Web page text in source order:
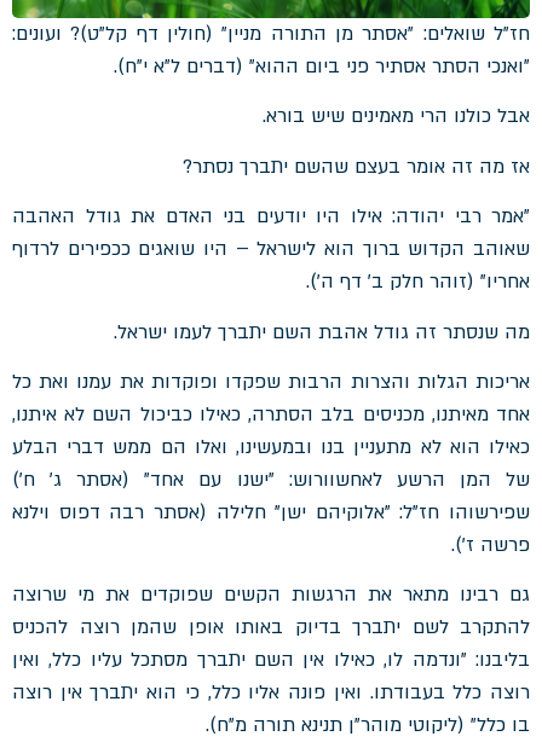
חז"ל שואלים: "אסתר מן התורה מניין" (חולין דף קל"ט)? ועונים:
"ואנכי הסתר אסתיר פני ביום ההוא" (דברים ל"א י"ח).
אבל כולנו הרי מאמינים שיש בורא.
אז מה זה אומר בעצם שהשם יתברך נסתר?
"אמר רבי יהודה: אילו היו יודעים בני האדם את גודל האהבה
שאוהב הקדוש ברוך הוא לישראל – היו שואגים ככפירים לרדוף
אחריו" (זוהר חלק ב' דף ה').
מה שנסתר זה גודל אהבת השם יתברך לעמו ישראל.
אריכות הגלות והצרות הרבות שפקדו ופוקדות את עמנו ואת כל
אחד מאיתנו, מכניסים בלב הסתרה, כאילו כביכול השם לא איתנו,
כאילו הוא לא מתעניין בנו ובמעשינו, ואלו הם ממש דברי הבלע
של המן הרשע לאחשוורוש: "ישנו עם אחד" (אסתר ג' ח')
שפירשוהו חז"ל: "אלוקיהם ישן" חלילה (אסתר רבה דפוס וילנא
פרשה ז').
גם רבינו מתאר את הרגשות הקשים שפוקדים את מי שרוצה
להתקרב לשם יתברך בדיוק באותו אופן שהמן רוצה להכניס
בליבנו: "ונדמה לו, כאילו אין השם יתברך מסתכל עליו כלל, ואין
רוצה כלל בעבודתו. ואין פונה אליו כלל, כי הוא יתברך אין רוצה
בו כלל" (ליקוטי מוהר"ן תנינא תורה מ"ח).